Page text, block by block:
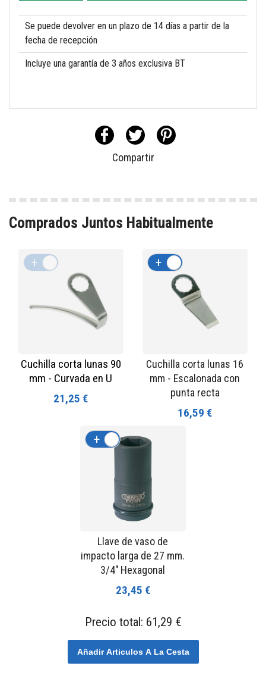
Se puede devolver en un plazo de 14 días a partir de la
fecha de recepción
Incluye una garantía de 3 años exclusiva BT
Compartir
Comprados Juntos Habitualmente
Cuchilla corta lunas 90
mm - Curvada en U
21,25 €
+
Cuchilla corta lunas 16
mm - Escalonada con
punta recta
16,59 €
+
Llave de vaso de
impacto larga de 27 mm.
3/4" Hexagonal
23,45 €
+ -
Precio total: 61,29 €
Añadir Articulos A La Cesta